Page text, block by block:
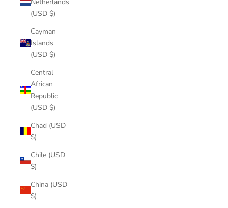
(USD $)
Cayman
Islands
(USD $)
Central
African
Republic
(USD $)
Chad (USD
$)
Chile (USD
$)
China (USD
$)